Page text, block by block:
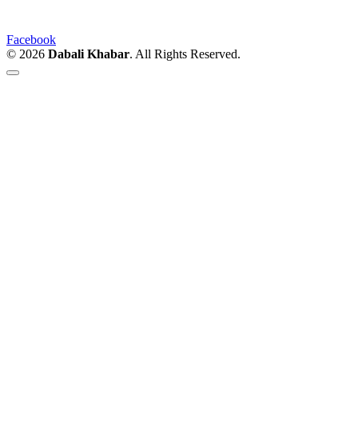
Facebook
© 2026 Dabali Khabar. All Rights Reserved.